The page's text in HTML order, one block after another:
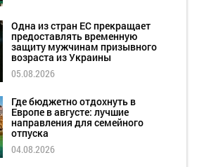
Одна из стран ЕС прекращает
предоставлять временную
защиту мужчинам призывного
возраста из Украины
05.08.2026
Где бюджетно отдохнуть в
Европе в августе: лучшие
направления для семейного
отпуска
04.08.2026